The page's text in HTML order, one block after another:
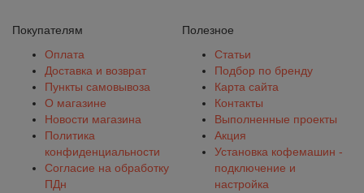
Покупателям
Оплата
Доставка и возврат
Пункты самовывоза
О магазине
Новости магазина
Политика
конфиденциальности
Согласие на обработку
ПДн
Полезное
Статьи
Подбор по бренду
Карта сайта
Контакты
Выполненные проекты
Акция
Установка кофемашин -
подключение и
настройка